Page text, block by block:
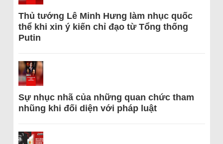
Thủ tướng Lê Minh Hưng làm nhục quốc
thể khi xin ý kiến chỉ đạo từ Tổng thống
Putin
Sự nhục nhã của những quan chức tham
nhũng khi đối diện với pháp luật